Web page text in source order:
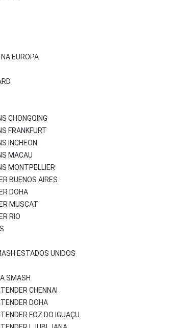
EUROPA
CHONGQING
FRANKFURT
INCHEON
MACAU
MONTPELLIER
BUENOS AIRES
DOHA
MUSCAT
RIO
ESTADOS UNIDOS
SMASH
CHENNAI
DOHA
FOZ DO IGUAÇU